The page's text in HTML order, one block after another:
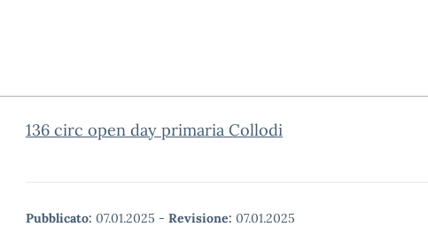
136 circ open day primaria Collodi
Pubblicato: 07.01.2025 - Revisione: 07.01.2025